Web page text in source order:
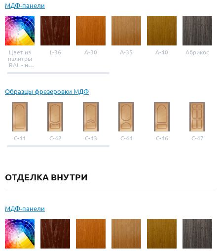
МДФ-панели
Цвет из
палитры
RAL - на
выбор
L-36 A-30 A-35 A-40 Абрикос
Образцы фрезеровки МДФ
С-41 С-42 С-43 С-44 С-46 С-47
ОТДЕЛКА ВНУТРИ
МДФ-панели